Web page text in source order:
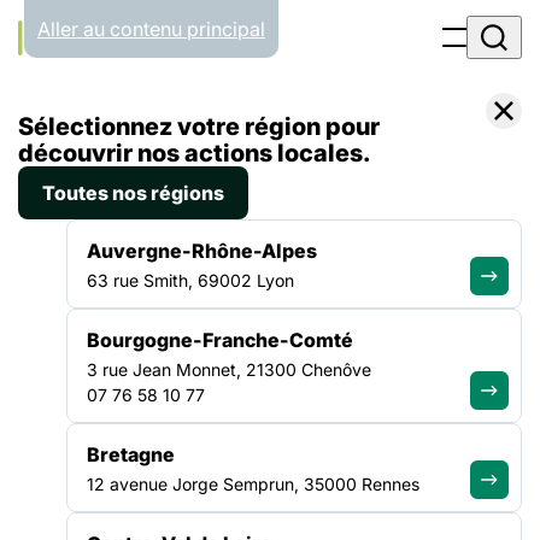
Panneau de gestion des cookies
Aller au contenu principal
Accueil Liste des actualités Rupture de titre de séjour et prolongation des droits sociaux
ACTUALITÉ|20 DÉCEMBRE 2020
Rupture de titre de séjour et
prolongation des droits
sociaux
La crise sanitaire a pour effet dans de nombreux
départements de perturber le fonctionnement normal des
Préfectures, notamment en ce qui concerne la prise et
l’obtention de rendez-vous pour le renouvellement des titres
Sélectionnez votre région pour
découvrir nos actions locales.
Toutes nos régions
Auvergne-Rhône-Alpes
63 rue Smith, 69002 Lyon
Bourgogne-Franche-Comté
3 rue Jean Monnet, 21300 Chenôve
07 76 58 10 77
Bretagne
12 avenue Jorge Semprun, 35000 Rennes